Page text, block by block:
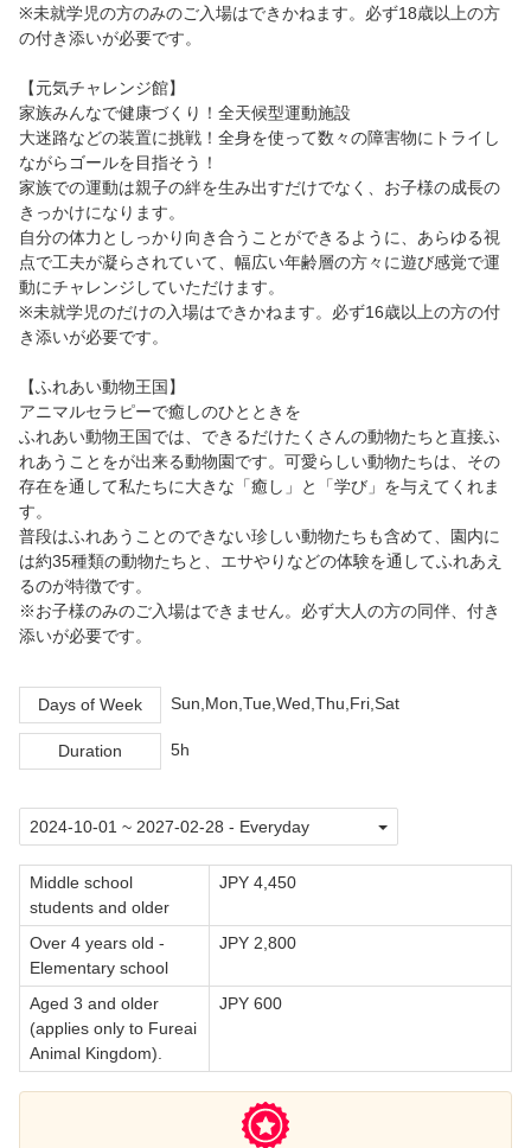
※未就学児の方のみのご入場はできかねます。必ず18歳以上の方
の付き添いが必要です。
【元気チャレンジ館】
家族みんなで健康づくり！全天候型運動施設
大迷路などの装置に挑戦！全身を使って数々の障害物にトライし
ながらゴールを目指そう！
家族での運動は親子の絆を生み出すだけでなく、お子様の成長の
きっかけになります。
自分の体力としっかり向き合うことができるように、あらゆる視
点で工夫が凝らされていて、幅広い年齢層の方々に遊び感覚で運
動にチャレンジしていただけます。
※未就学児のだけの入場はできかねます。必ず16歳以上の方の付
き添いが必要です。
【ふれあい動物王国】
アニマルセラピーで癒しのひとときを
ふれあい動物王国では、できるだけたくさんの動物たちと直接ふ
れあうことをが出来る動物園です。可愛らしい動物たちは、その
存在を通して私たちに大きな「癒し」と「学び」を与えてくれま
す。
普段はふれあうことのできない珍しい動物たちも含めて、園内に
は約35種類の動物たちと、エサやりなどの体験を通してふれあえ
るのが特徴です。
※お子様のみのご入場はできません。必ず大人の方の同伴、付き
添いが必要です。
Days of Week Sun,Mon,Tue,Wed,Thu,Fri,Sat
Duration 5h
Middle school
students and older
JPY 4,450
Over 4 years old -
Elementary school
JPY 2,800
Aged 3 and older
(applies only to Fureai
Animal Kingdom).
JPY 600